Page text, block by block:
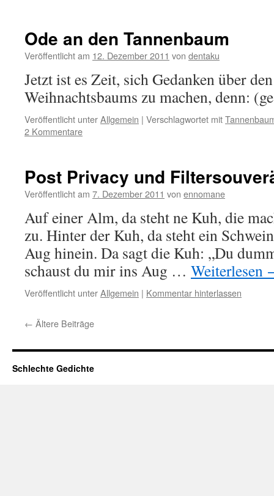
Ode an den Tannenbaum
Veröffentlicht am 12. Dezember 2011 von dentaku
Jetzt ist es Zeit, sich Gedanken über
Weihnachtsbaums zu machen, denn:
Veröffentlicht unterAllgemein | Verschlagwortet mit
2 Kommentare
Post Privacy und
Veröffentlicht am 7. Dezember 2011 von ennomane
Auf einer Alm, da steht ne Kuh, die
zu. Hinter der Kuh, da steht ein
Aug hinein. Da sagt die Kuh: „Du
schaust du mir ins Aug … Weiterlesen
Veröffentlicht unterAllgemein | Kommentar hinterlassen
← Ältere Beiträge
Schlechte Gedichte